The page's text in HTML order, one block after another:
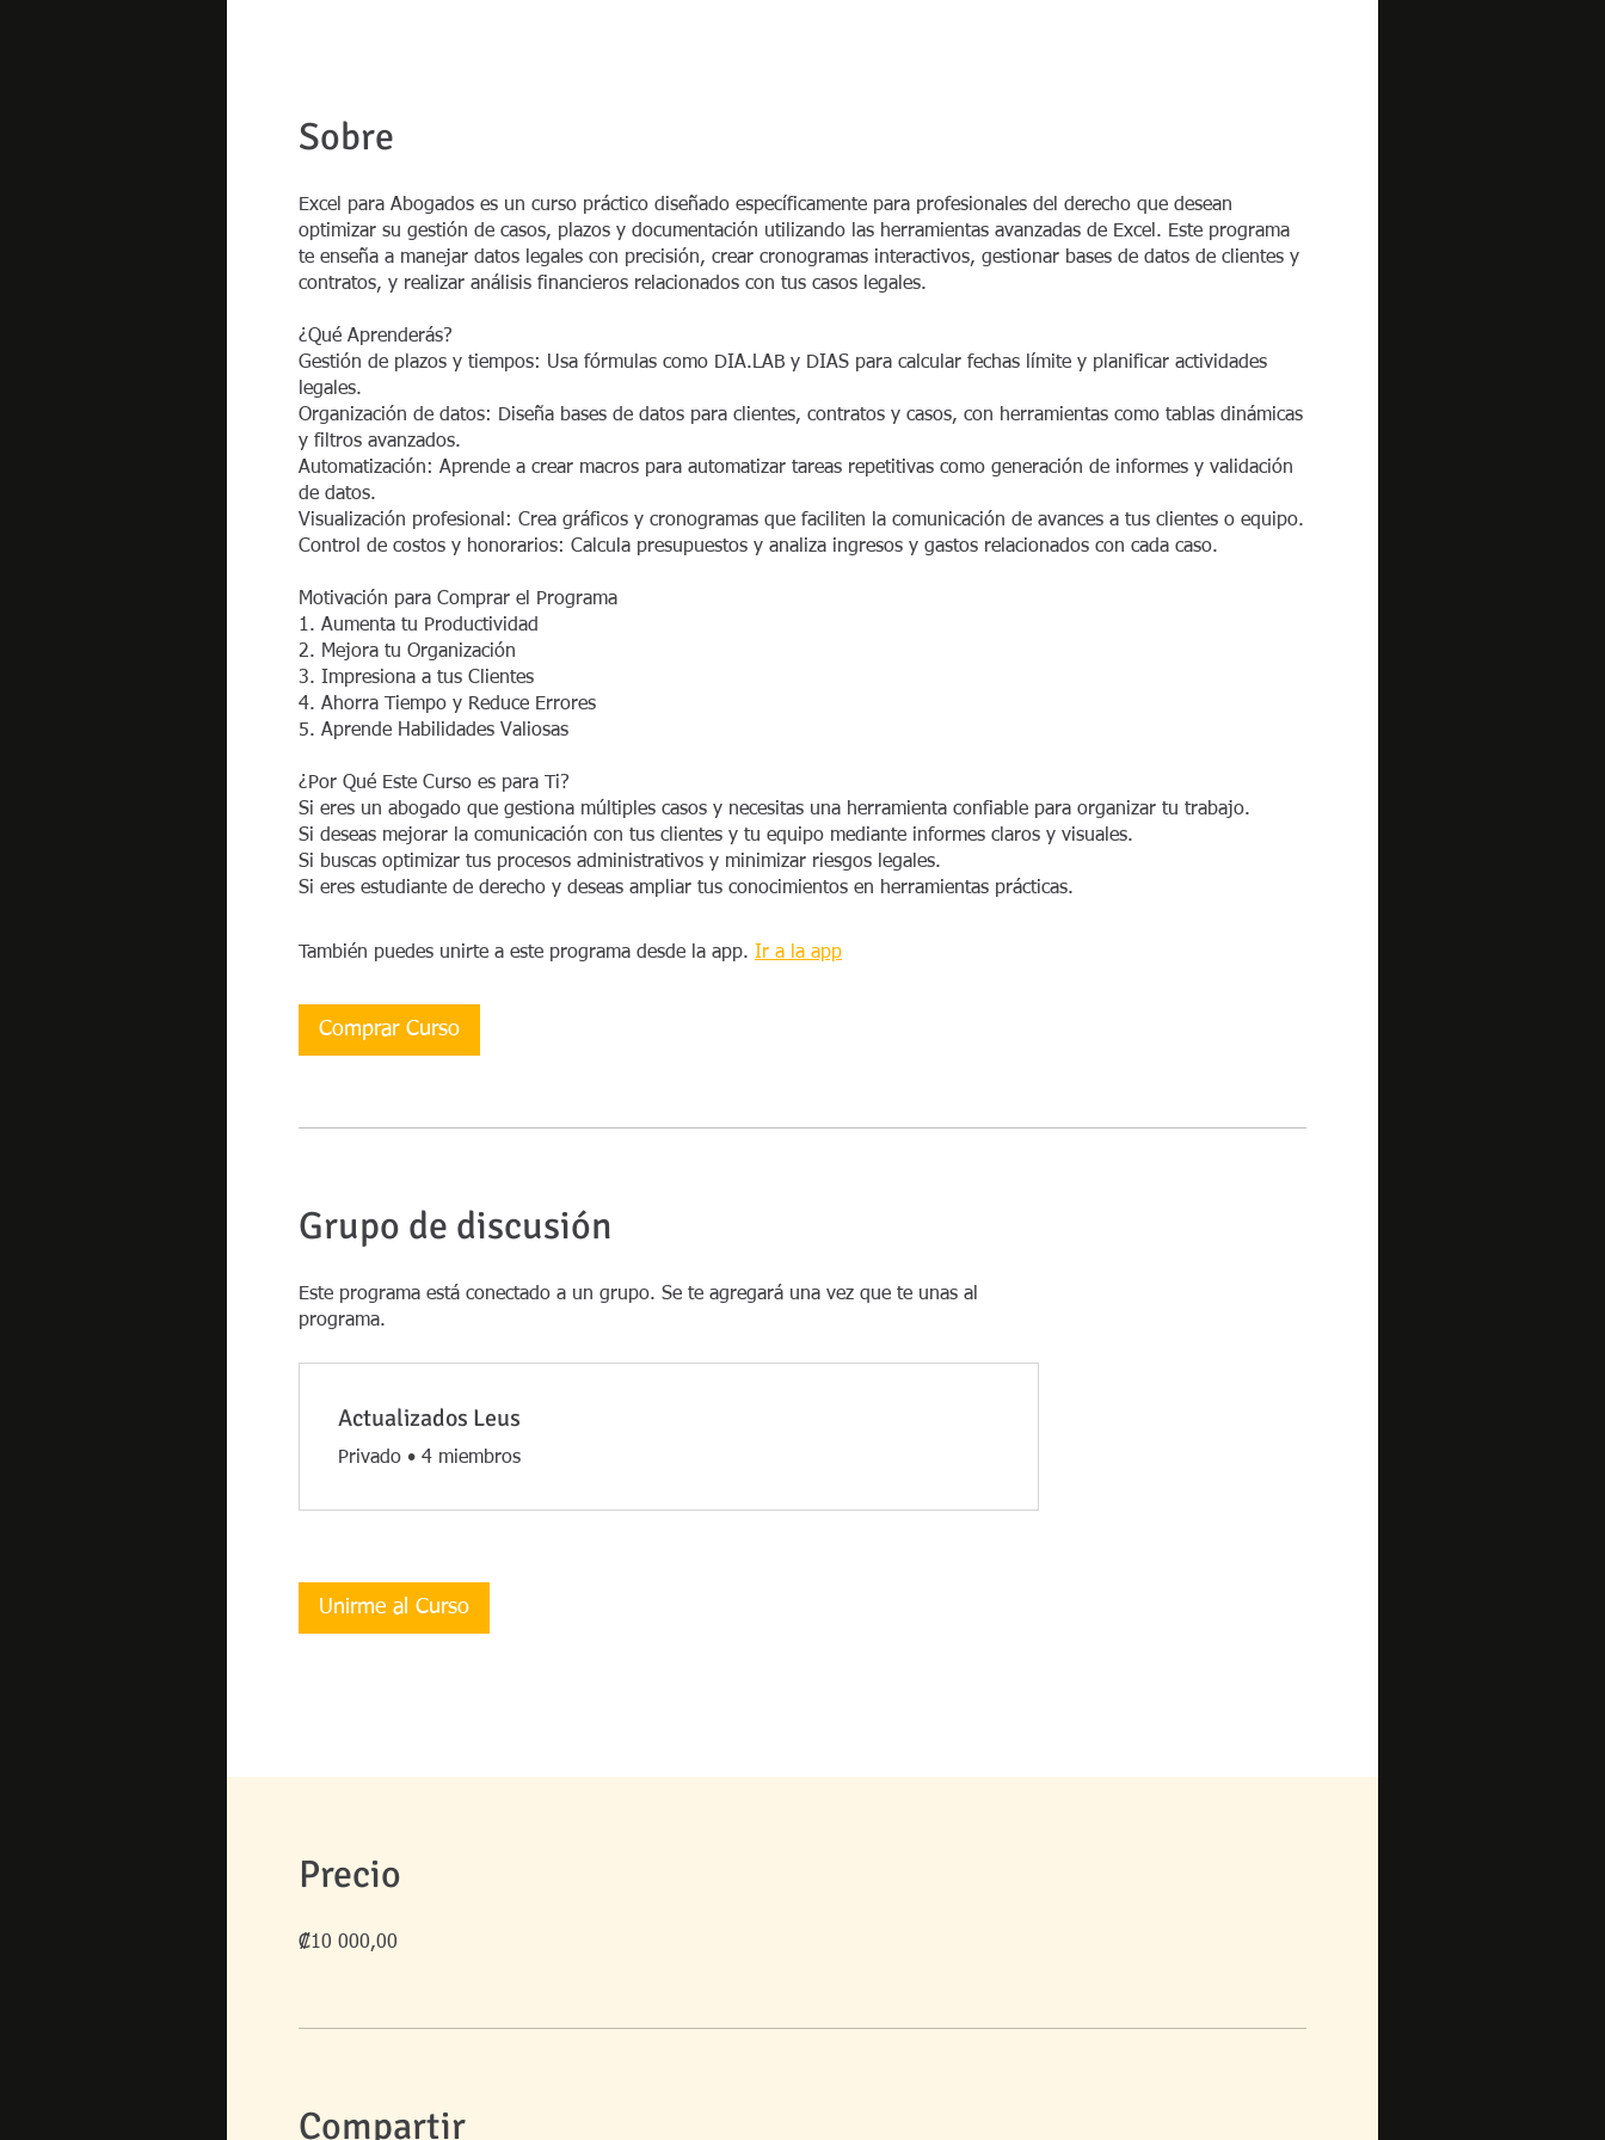
Sobre
Excel para Abogados es un curso práctico diseñado específicamente para profesionales del derecho que desean
optimizar su gestión de casos, plazos y documentación utilizando las herramientas avanzadas de Excel. Este programa
te enseña a manejar datos legales con precisión, crear cronogramas interactivos, gestionar bases de datos de clientes y
contratos, y realizar análisis financieros relacionados con tus casos legales.
​¿Qué Aprenderás?
Gestión de plazos y tiempos: Usa fórmulas como DIA.LAB y DIAS para calcular fechas límite y planificar actividades
legales.
Organización de datos: Diseña bases de datos para clientes, contratos y casos, con herramientas como tablas dinámicas
y filtros avanzados.
Automatización: Aprende a crear macros para automatizar tareas repetitivas como generación de informes y validación
de datos.
Visualización profesional: Crea gráficos y cronogramas que faciliten la comunicación de avances a tus clientes o equipo.
Control de costos y honorarios: Calcula presupuestos y analiza ingresos y gastos relacionados con cada caso.
Motivación para Comprar el Programa
1. Aumenta tu Productividad
2. Mejora tu Organización
3. Impresiona a tus Clientes
4. Ahorra Tiempo y Reduce Errores
5. Aprende Habilidades Valiosas
¿Por Qué Este Curso es para Ti?
Si eres un abogado que gestiona múltiples casos y necesitas una herramienta confiable para organizar tu trabajo.
Si deseas mejorar la comunicación con tus clientes y tu equipo mediante informes claros y visuales.
Si buscas optimizar tus procesos administrativos y minimizar riesgos legales.
Si eres estudiante de derecho y deseas ampliar tus conocimientos en herramientas prácticas.
También puedes unirte a este programa desde la app. Ir a la app
Comprar Curso
Grupo de discusión
Este programa está conectado a un grupo. Se te agregará una vez que te unas al
programa.
Actualizados Leus
Privado • 4 miembros
Unirme al Curso
Precio
₡10 000,00
Compartir